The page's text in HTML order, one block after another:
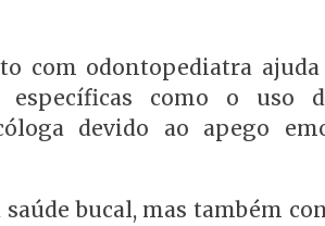
com odontopediatra
como o uso
devido ao apego
bucal, mas também